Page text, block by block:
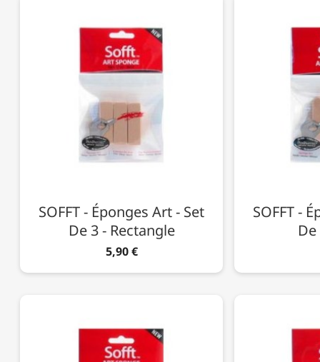
SOFFT - Éponges Art - Set
De 3 - Rectangle
5,90 €
SOFFT -